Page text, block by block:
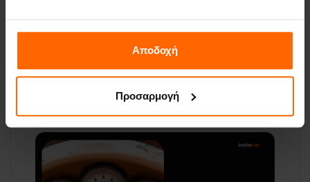
Αποδοχή
Προσαρμογή
πρέπει να γνωρίζεις